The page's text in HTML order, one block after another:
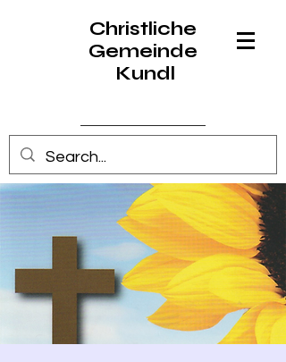
Christliche
Gemeinde
Kundl
Anmelden